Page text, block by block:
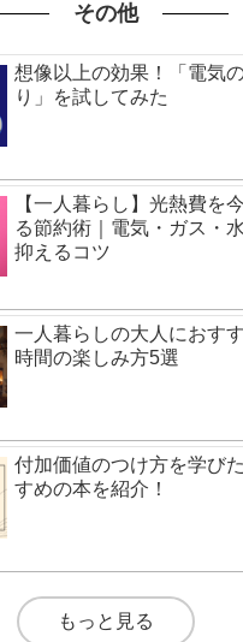
その他
想像以上の効果！「電気
り」を試してみた
【一人暮らし】光熱費を
る節約術｜電気・ガス・
抑えるコツ
一人暮らしの大人におす
時間の楽しみ方5選
付加価値のつけ方を学び
すめの本を紹介！
もっと見る